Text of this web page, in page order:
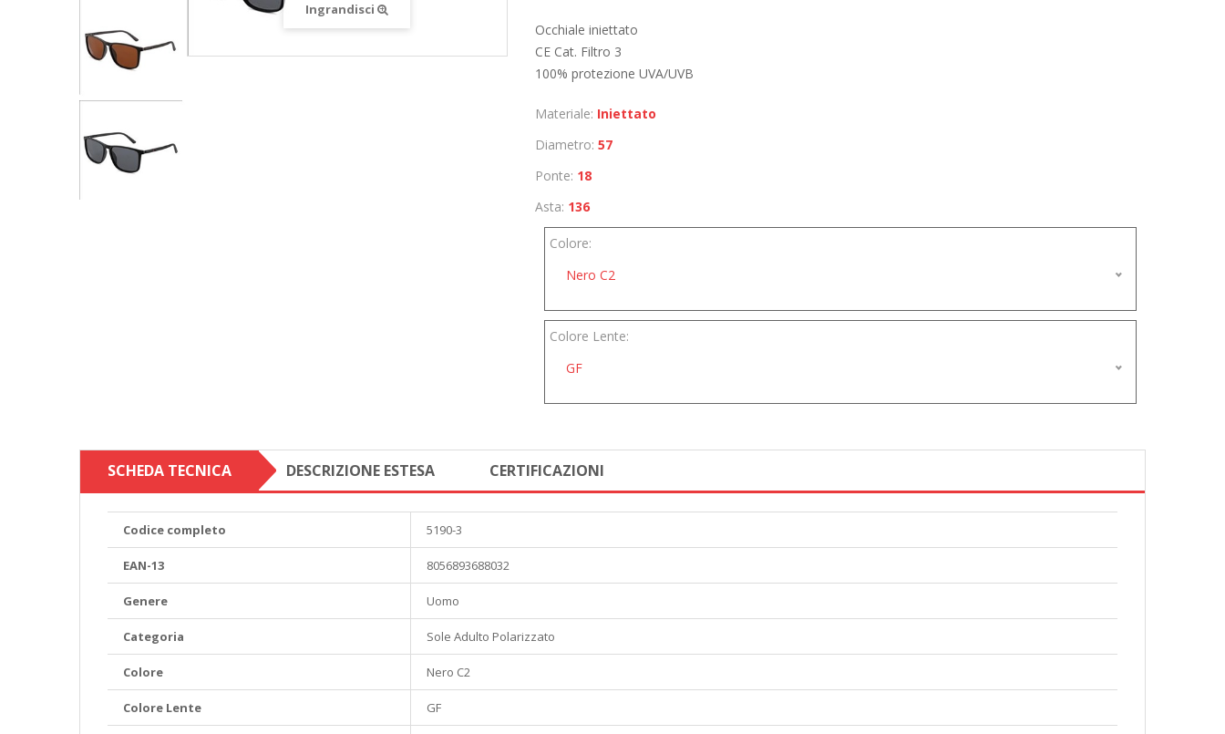
Ingrandisci
Occhiale iniettato
CE Cat. Filtro 3
100% protezione UVA/UVB
Materiale: Iniettato
Diametro: 57
Ponte: 18
Asta: 136
Colore:
Nero C2
Colore Lente:
GF
SCHEDA TECNICA DESCRIZIONE ESTESA CERTIFICAZIONI
Codice completo 5190-3
EAN-13 8056893688032
Genere Uomo
Categoria Sole Adulto Polarizzato
Colore Nero C2
Colore Lente GF